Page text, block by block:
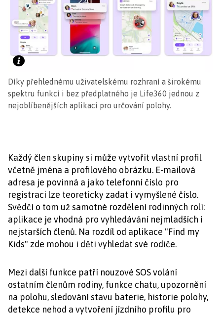
Díky přehlednému uživatelskému rozhraní a širokému
spektru funkcí i bez předplatného je Life360 jednou z
nejoblíbenějších aplikací pro určování polohy.
Každý člen skupiny si může vytvořit vlastní profil
včetně jména a profilového obrázku. E-mailová
adresa je povinná a jako telefonní číslo pro
registraci lze teoreticky zadat i vymyšlené číslo.
Svědčí o tom už samotné rozdělení rodinných rolí:
aplikace je vhodná pro vyhledávání nejmladších i
nejstarších členů. Na rozdíl od aplikace "Find my
Kids" zde mohou i děti vyhledat své rodiče.
Mezi další funkce patří nouzové SOS volání
ostatním členům rodiny, funkce chatu, upozornění
na polohu, sledování stavu baterie, historie polohy,
detekce nehod a vytvoření jízdního profilu pro